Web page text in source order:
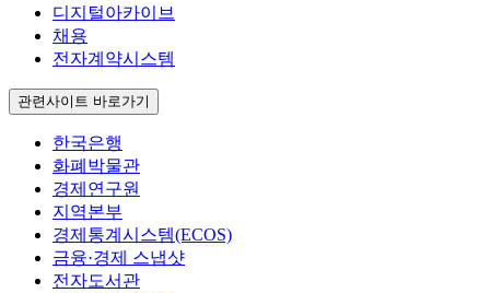
디지털아카이브
채용
전자계약시스템
관련사이트 바로가기
한국은행
화폐박물관
경제연구원
지역본부
경제통계시스템(ECOS)
금융·경제 스냅샷
전자도서관